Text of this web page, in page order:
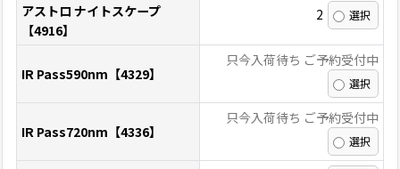
アストロ ナイトスケープ
【4916】
2
IR Pass590nm【4329】
只今入荷待ち ご予約受付中
IR Pass720nm【4336】
只今入荷待ち ご予約受付中